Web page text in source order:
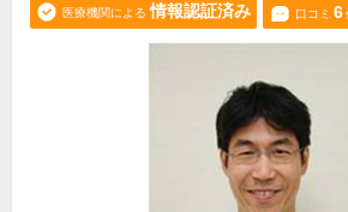
医療機関による 情報認証済み 口コミ 6